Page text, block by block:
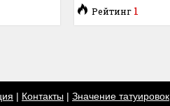
Рейтинг 1
| Контакты | Значение татуировок